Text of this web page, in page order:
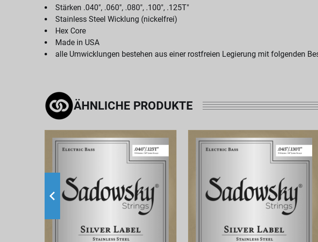
Stärken .040", .060", .080", .100", .125T"
Stainless Steel Wicklung (nickelfrei)
Hex Core
Made in USA
alle Umwicklungen bestehen aus einer rostfreien Legierung mit folgenden
ÄHNLICHE PRODUKTE